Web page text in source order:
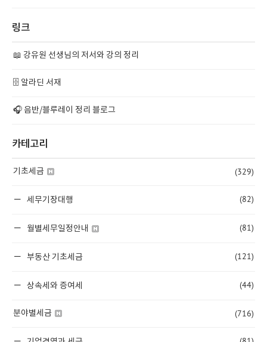
링크
📖 강유원 선생님의 저서와 강의 정리
🗄️ 알라딘 서재
🎧 음반/블루레이 정리 블로그
카테고리
기초세금 (329)
세무기장대행 (82)
월별세무일정안내 (81)
부동산 기초세금 (121)
상속세와 증여세 (44)
분야별세금 (716)